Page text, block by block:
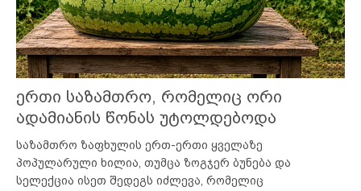
ერთი საზამთრო, რომელიც ორი
ადამიანის წონას უტოლდებოდა
საზამთრო ზაფხულის ერთ-ერთი ყველაზე
პოპულარული ხილია, თუმცა ზოგჯერ ბუნება და
სელექცია ისეთ შედეგს იძლევა, რომელიც